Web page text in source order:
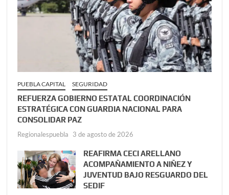
PUEBLA CAPITAL SEGURIDAD
REFUERZA GOBIERNO ESTATAL COORDINACIÓN
ESTRATÉGICA CON GUARDIA NACIONAL PARA
CONSOLIDAR PAZ
Regionalespuebla 3 de agosto de 2026
REAFIRMA CECI ARELLANO
ACOMPAÑAMIENTO A NIÑEZ Y
JUVENTUD BAJO RESGUARDO DEL
SEDIF